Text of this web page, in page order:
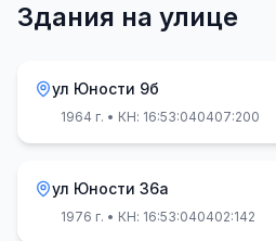
Здания на улице
ул Юности 9б
1964 г. • КН: 16:53:040407:200
ул Юности 36а
1976 г. • КН: 16:53:040402:142